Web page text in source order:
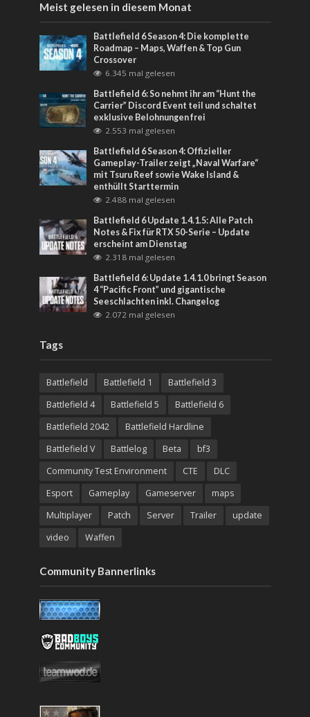
Meist gelesen in diesem Monat
Battlefield 6 Season 4: Die komplette
Roadmap – Maps, Waffen & Top Gun
Crossover
6.345 mal gelesen
Battlefield 6: So nehmt ihr am “Hunt the
Carrier” Discord Event teil und schaltet
exklusive Belohnungen frei
2.553 mal gelesen
Battlefield 6 Season 4: Offizieller
Gameplay-Trailer zeigt „Naval Warfare“
mit Tsuru Reef sowie Wake Island &
enthüllt Starttermin
2.488 mal gelesen
Battlefield 6 Update 1.4.1.5: Alle Patch
Notes & Fix für RTX 50-Serie – Update
erscheint am Dienstag
2.318 mal gelesen
Battlefield 6: Update 1.4.1.0 bringt Season
4 “Pacific Front” und gigantische
Seeschlachten inkl. Changelog
2.072 mal gelesen
Tags
Battlefield Battlefield 1
Battlefield 3
Battlefield 4
Battlefield 5
Battlefield 6
Battlefield 2042
Battlefield Hardline
Battlefield V
Battlelog Beta
bf3
Community Test Environment
CTE
DLC
Esport
Gameplay Gameserver
maps
Multiplayer
Patch Server Trailer
update
video
Waffen
Community Bannerlinks